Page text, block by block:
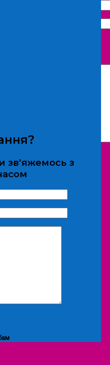
третім особам
зв'яжемось з